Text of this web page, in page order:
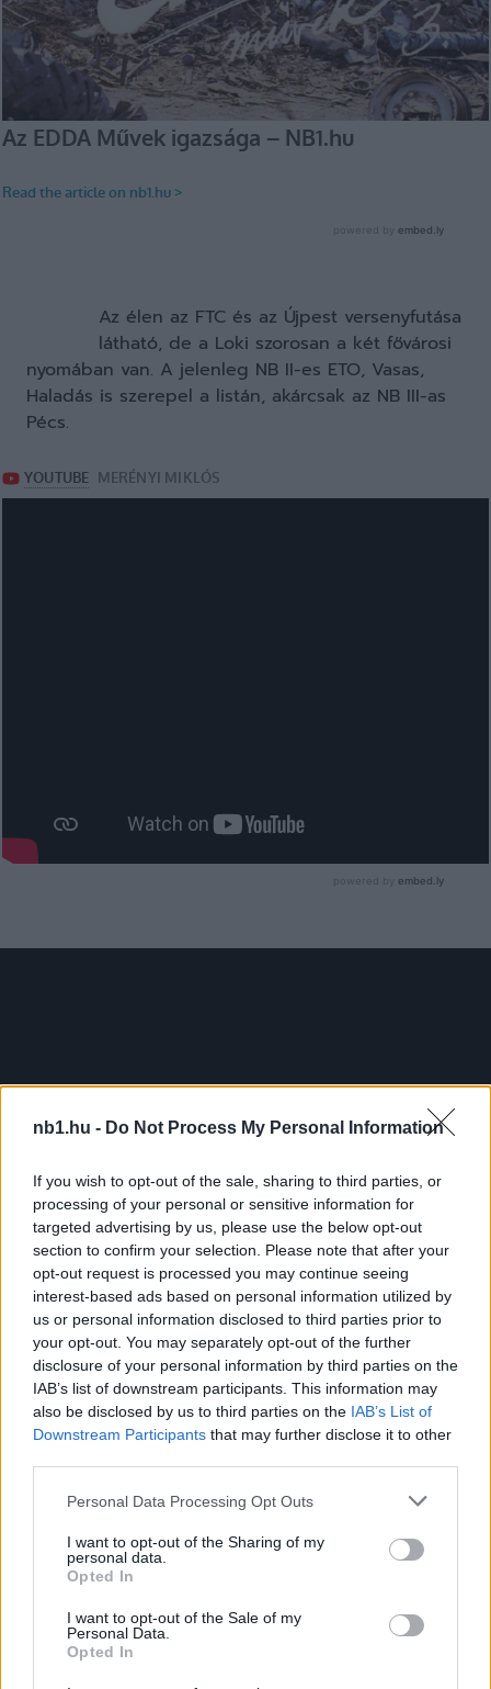
nb1.hu - Do Not Process My Personal Information
If you wish to opt-out of the sale, sharing to third parties, or
processing of your personal or sensitive information for
targeted advertising by us, please use the below opt-out
section to confirm your selection. Please note that after your
opt-out request is processed you may continue seeing
interest-based ads based on personal information utilized by
us or personal information disclosed to third parties prior to
your opt-out. You may separately opt-out of the further
disclosure of your personal information by third parties on the
IAB’s list of downstream participants. This information may
also be disclosed by us to third parties on the IAB’s List of
Downstream Participants that may further disclose it to other
Please note that this website/app uses one or more Google
not limited to your visit or usage behaviour. You may click to
grant or deny consent to Google and its third-party tags to
use your data for below specified purposes in below Google
consent section.
Personal Data Processing Opt Outs
I want to opt-out of the Sharing of my
personal data.
Opted In
I want to opt-out of the Sale of my
Personal Data.
Opted In
Az élen az FTC és az Újpest versenyfutása
látható, de a Loki szorosan a két fővárosi
nyomában van. A jelenleg NB II-es ETO, Vasas,
Haladás is szerepel a listán, akárcsak az NB III-as
Pécs.
Unmute
0%
Remaining
Time
-0:00
Megosztás:
KAPCSOLÓDÓ HÍREK